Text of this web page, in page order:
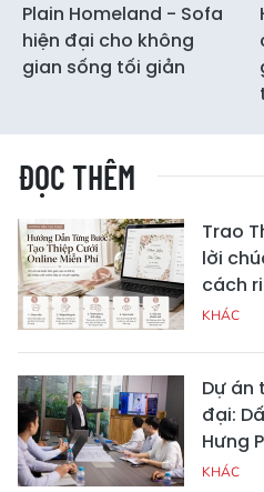
Plain Homeland - Sofa
hiện đại cho không
gian sống tối giản
ĐỌC THÊM
Trao
lời
cách
KHÁC
Dự án
đại:
Hưng
KHÁC